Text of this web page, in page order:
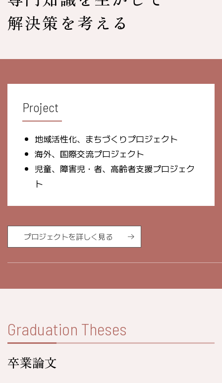
解決策を考える
Project
地域活性化、まちづくりプロジェクト
海外、国際交流プロジェクト
児童、障害児・者、高齢者支援プロジェク
ト
プロジェクトを詳しく見る
Graduation Theses
卒業論文